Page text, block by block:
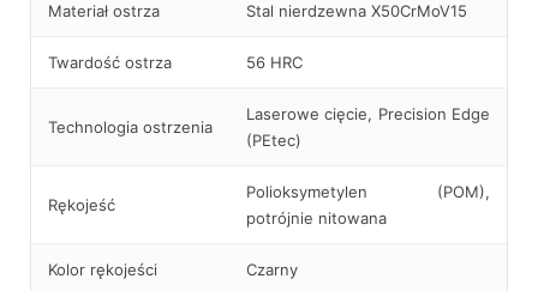
Materiał ostrza Stal nierdzewna X50CrMoV15
Twardość ostrza 56 HRC
Technologia ostrzenia
Laserowe cięcie, Precision Edge
(PEtec)
Rękojeść
Polioksymetylen (POM),
potrójnie nitowana
Kolor rękojeści Czarny